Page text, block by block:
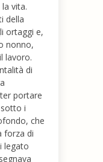
vita.
della
ortaggi e,
nonno,
lavoro.
di
portare
i
che
forza di
legato